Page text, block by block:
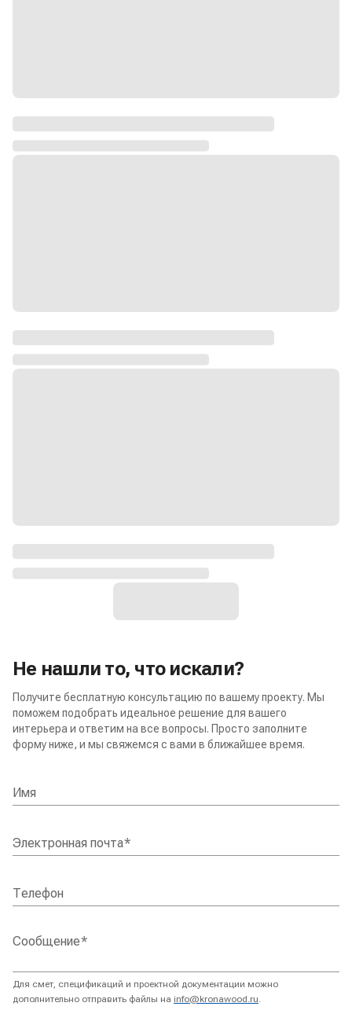
Не нашли то, что искали?
Получите бесплатную консультацию по вашему проекту. Мы
поможем подобрать идеальное решение для вашего
интерьера и ответим на все вопросы. Просто заполните
форму ниже, и мы свяжемся с вами в ближайшее время.
Имя
Электронная почта*
Телефон
Сообщение*
Для смет, спецификаций и проектной документации можно
дополнительно отправить файлы на info@kronawood.ru.